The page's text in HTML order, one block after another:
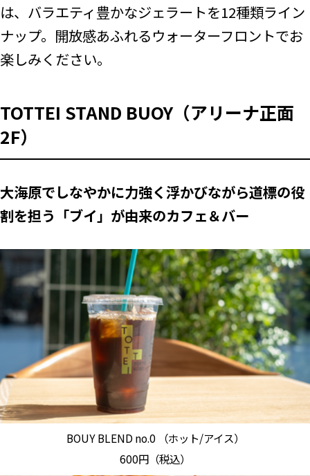
は、バラエティ豊かなジェラートを12種類ライン
ナップ。開放感あふれるウォーターフロントでお
楽しみください。
TOTTEI STAND BUOY（アリーナ正面
2F）
大海原でしなやかに力強く浮かびながら道標の役
割を担う「ブイ」が由来のカフェ＆バー
BOUY BLEND no.0 （ホット/アイス）
600円（税込）